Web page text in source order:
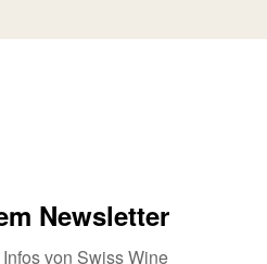
Newsletter
von Swiss Wine